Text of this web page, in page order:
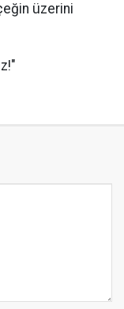
üzerini